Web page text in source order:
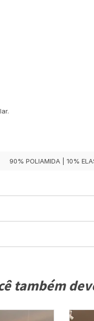
90% POLIAMIDA | 10%
também